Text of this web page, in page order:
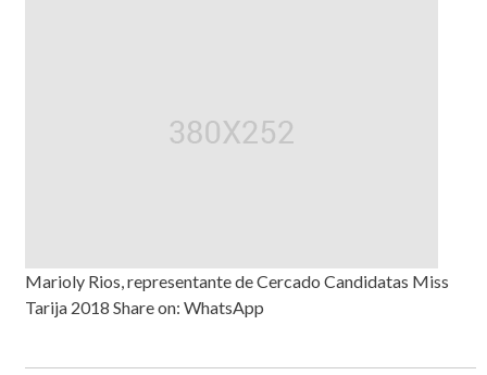
Marioly Rios, representante de Cercado Candidatas Miss
Tarija 2018 Share on: WhatsApp